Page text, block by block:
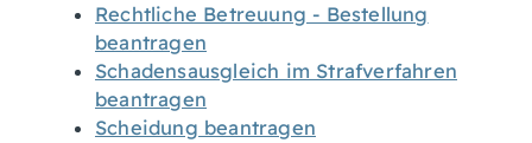
Rechtliche Betreuung - Bestellung
beantragen
Schadensausgleich im Strafverfahren
beantragen
Scheidung beantragen